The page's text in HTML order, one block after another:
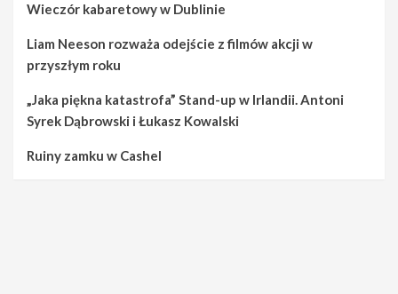
Wieczór kabaretowy w Dublinie
Liam Neeson rozważa odejście z filmów akcji w
przyszłym roku
„Jaka piękna katastrofa” Stand-up w Irlandii. Antoni
Syrek Dąbrowski i Łukasz Kowalski
Ruiny zamku w Cashel